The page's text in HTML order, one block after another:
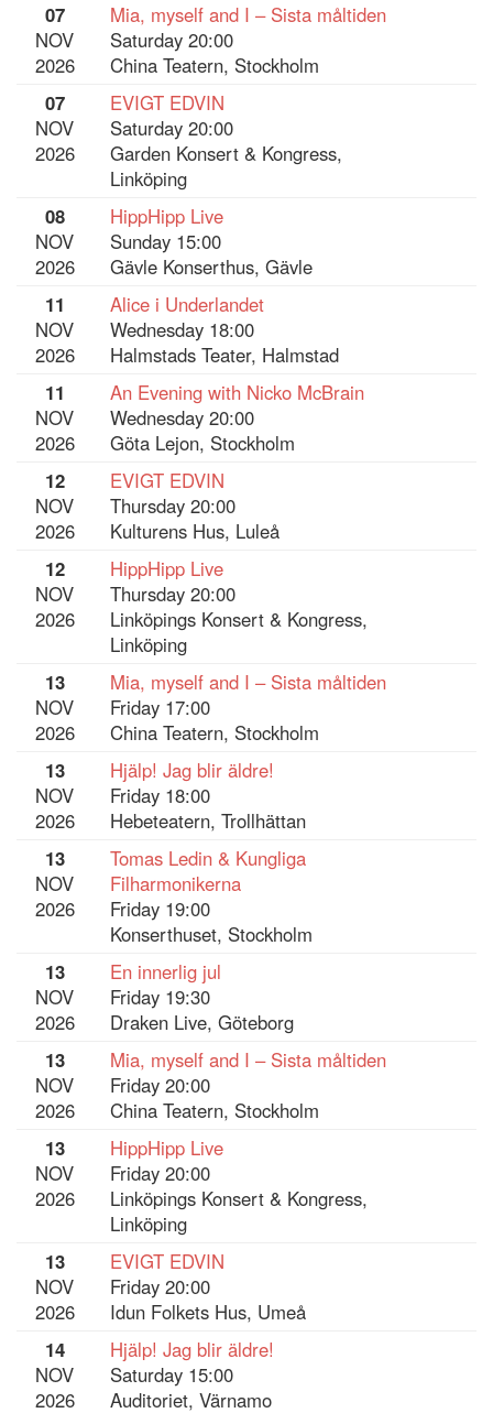
07
NOV
2026
Mia, myself and I – Sista måltiden
Saturday 20:00
China Teatern, Stockholm
07
NOV
2026
EVIGT EDVIN
Saturday 20:00
Garden Konsert & Kongress,
Linköping
08
NOV
2026
HippHipp Live
Sunday 15:00
Gävle Konserthus, Gävle
11
NOV
2026
Alice i Underlandet
Wednesday 18:00
Halmstads Teater, Halmstad
11
NOV
2026
An Evening with Nicko McBrain
Wednesday 20:00
Göta Lejon, Stockholm
12
NOV
2026
EVIGT EDVIN
Thursday 20:00
Kulturens Hus, Luleå
12
NOV
2026
HippHipp Live
Thursday 20:00
Linköpings Konsert & Kongress,
Linköping
13
NOV
2026
Mia, myself and I – Sista måltiden
Friday 17:00
China Teatern, Stockholm
13
NOV
2026
Hjälp! Jag blir äldre!
Friday 18:00
Hebeteatern, Trollhättan
13
NOV
2026
Tomas Ledin & Kungliga
Filharmonikerna
Friday 19:00
Konserthuset, Stockholm
13
NOV
2026
En innerlig jul
Friday 19:30
Draken Live, Göteborg
13
NOV
2026
Mia, myself and I – Sista måltiden
Friday 20:00
China Teatern, Stockholm
13
NOV
2026
HippHipp Live
Friday 20:00
Linköpings Konsert & Kongress,
Linköping
13
NOV
2026
EVIGT EDVIN
Friday 20:00
Idun Folkets Hus, Umeå
14
NOV
2026
Hjälp! Jag blir äldre!
Saturday 15:00
Auditoriet, Värnamo